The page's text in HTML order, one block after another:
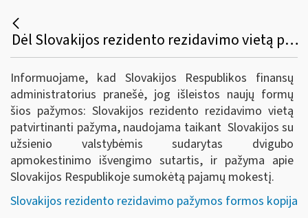
Dėl Slovakijos rezidento rezidavimo vietą patvirtinančios pažymos ir pažymos apie Slovakijoje sumokėtą pajamų mokestį
Informuojame, kad Slovakijos Respublikos finansų
administratorius pranešė, jog išleistos naujų formų
šios pažymos: Slovakijos rezidento rezidavimo vietą
patvirtinanti pažyma, naudojama taikant Slovakijos su
užsienio valstybėmis sudarytas dvigubo
apmokestinimo išvengimo sutartis, ir pažyma apie
Slovakijos Respublikoje sumokėtą pajamų mokestį.
Slovakijos rezidento rezidavimo pažymos formos kopija